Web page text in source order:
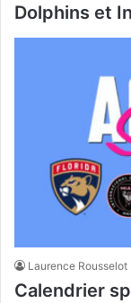
Dolphins et
Laurence Rousselot
Calendrier